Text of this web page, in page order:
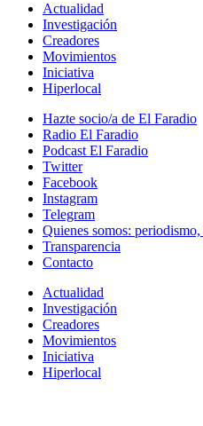
Actualidad
Investigación
Creadores
Movimientos
Iniciativa
Hiperlocal
Hazte socio/a de El Faradio
Radio El Faradio
Podcast El Faradio
Twitter
Facebook
Instagram
Telegram
Quienes somos:
Transparencia
Contacto
Actualidad
Investigación
Creadores
Movimientos
Iniciativa
Hiperlocal